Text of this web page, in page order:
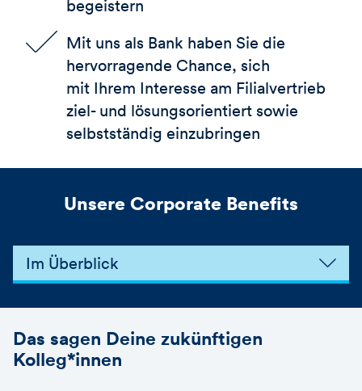
begeistern
Mit uns als Bank haben Sie die
hervorragende Chance, sich
mit Ihrem Interesse am Filialvertrieb
ziel- und lösungsorientiert sowie
selbstständig einzubringen
Unsere Corporate Benefits
Im Überblick
Das sagen Deine zukünftigen
Kolleg*innen